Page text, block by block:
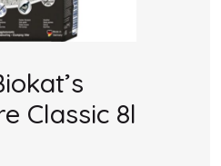
Classic 8l